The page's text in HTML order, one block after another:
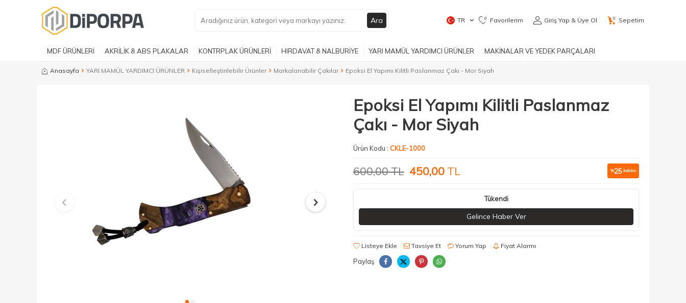
Ara TR 0 Favorilerim Giriş Yap & Üye Ol 0 Sepetim
MDF ÜRÜNLERİ AKRİLİK & ABS PLAKALAR KONTRPLAK ÜRÜNLERİ HIRDAVAT & NALBURİYE YARI MAMÜL YARDIMCI ÜRÜNLER MAKİNALAR VE YEDEK PARÇALARI
Anasayfa YARI MAMÜL YARDIMCI ÜRÜNLER Kişiselleştirilebilir Ürünler Markalanabilir Çakılar Epoksi El Yapımı Kilitli Paslanmaz Çakı - Mor Siyah
Epoksi El Yapımı Kilitli Paslanmaz
Çakı - Mor Siyah
Ürün Kodu : CKLE-1000
600,00TL 450,00 TL %25 İndirim
Tükendi
Gelince Haber Ver
Listeye Ekle Tavsiye Et Yorum Yap Fiyat Alarmı
Paylaş